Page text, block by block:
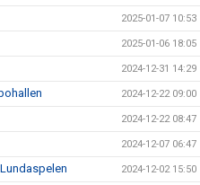
2025-01-07 10:53
2025-01-06 18:05
2024-12-31 14:29
2024-12-22 09:00
2024-12-22 08:47
2024-12-07 06:47
2024-12-02 15:50